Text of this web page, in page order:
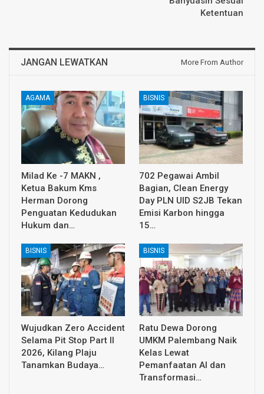
Ketentuan
JANGAN LEWATKAN More From Author
AGAMA
Milad Ke -7 MAKN ,
Ketua Bakum Kms
Herman Dorong
Penguatan Kedudukan
Hukum dan…
BISNIS
702 Pegawai Ambil
Bagian, Clean Energy
Day PLN UID S2JB Tekan
Emisi Karbon hingga
15…
BISNIS
Wujudkan Zero Accident
Selama Pit Stop Part II
2026, Kilang Plaju
Tanamkan Budaya…
BISNIS
Ratu Dewa Dorong
UMKM Palembang Naik
Kelas Lewat
Pemanfaatan AI dan
Transformasi…